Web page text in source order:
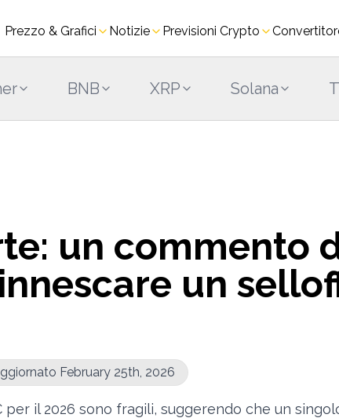
Prezzo & Grafici Notizie Previsioni Crypto
BNB XRP Solana
un commento
un
February 25th, 2026
il 2026 sono fragili, suggerendo che un